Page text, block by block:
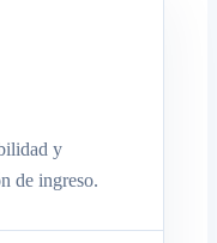
y
de ingreso.